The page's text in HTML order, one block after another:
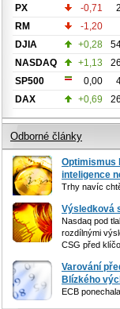
PX -0,71
RM
-1,20
DJIA
+0,28
NASDAQ
+1,13
SP500
0,00
DAX
+0,69
Odborné články
Optimismus
inteligence
Trhy navíc
Výsledková
Nasdaq pod
rozdílnými
CSG před
Varování
Blízkého
ECB